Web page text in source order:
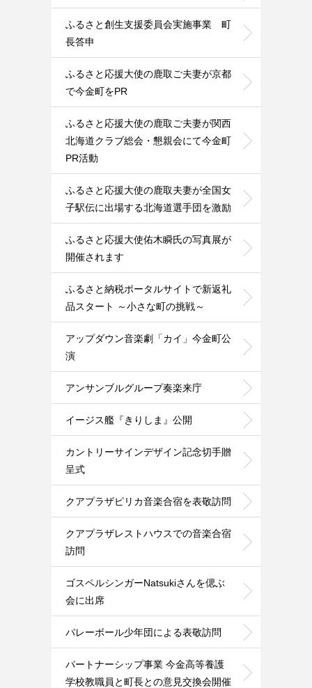
ふるさと創生支援委員会実施事業 町
長答申
ふるさと応援大使の鹿取ご夫妻が京都
で今金町をPR
ふるさと応援大使の鹿取ご夫妻が関西
北海道クラブ総会・懇親会にて今金町
PR活動
ふるさと応援大使の鹿取夫妻が全国女
子駅伝に出場する北海道選手団を激励
ふるさと応援大使佑木瞬氏の写真展が
開催されます
ふるさと納税ポータルサイトで新返礼
品スタート ～小さな町の挑戦～
アップダウン音楽劇「カイ」今金町公
演
アンサンブルグループ奏楽来庁
イージス艦『きりしま』公開
カントリーサインデザイン記念切手贈
呈式
クアプラザピリカ音楽合宿を表敬訪問
クアプラザレストハウスでの音楽合宿
訪問
ゴスペルシンガーNatsukiさんを偲ぶ
会に出席
バレーボール少年団による表敬訪問
パートナーシップ事業 今金高等養護
学校教職員と町長との意見交換会開催